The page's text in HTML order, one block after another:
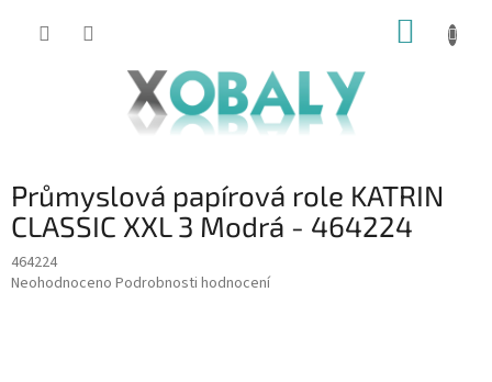
KOŠÍK
Průmyslová papírová role KATRIN
CLASSIC XXL 3 Modrá - 464224
464224
Průměrné
Neohodnoceno Podrobnosti hodnocení